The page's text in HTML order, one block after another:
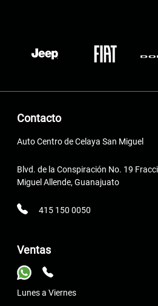
Contacto
Auto Centro de Celaya San Miguel
Blvd. de la Conspiración No. 19
Miguel Allende, Guanajuato
415 150 0050
Ventas
Lunes a Viernes